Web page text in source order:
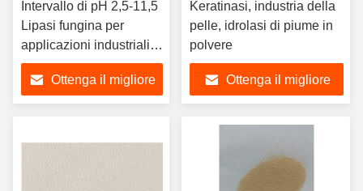
Intervallo di pH 2,5-11,5
Lipasi fungina per
applicazioni industriali
Polvere/liquido
Ottenga il migliore
Keratinasi, industria della
pelle, idrolasi di piume in
polvere
Ottenga il migliore